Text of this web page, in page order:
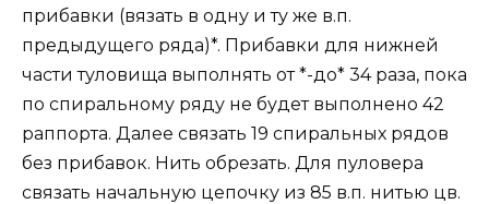
прибавки (вязать в одну и ту же в.п.
предыдущего ряда)*. Прибавки для нижней
части туловища выполнять от *-до* 34 раза, пока
по спиральному ряду не будет выполнено 42
раппорта. Далее связать 19 спиральных рядов
без прибавок. Нить обрезать. Для пуловера
связать начальную цепочку из 85 в.п. нитью цв.